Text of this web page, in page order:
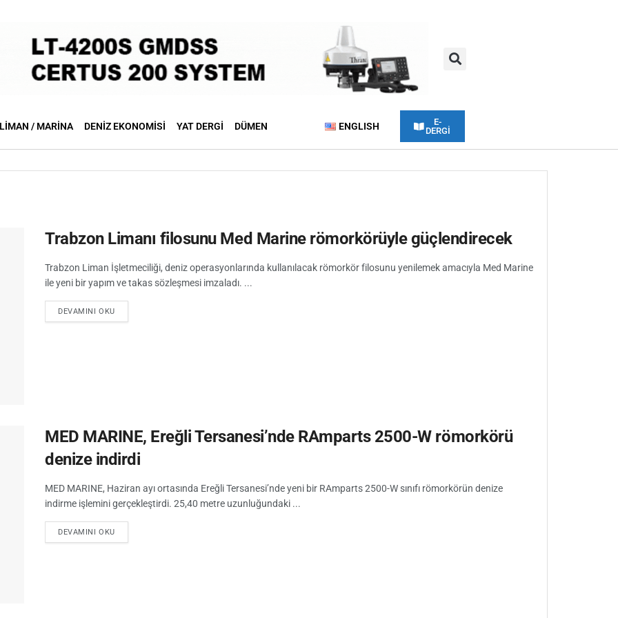
LIMAN / MARINA DENIZ EKONOMISI YAT DERGI DÜMEN ENGLISH
E-
DERGİ
Trabzon Limanı filosunu Med Marine römorkörüyle güçlendirecek
Trabzon Liman İşletmeciliği, deniz operasyonlarında kullanılacak römorkör filosunu yenilemek amacıyla Med Marine
ile yeni bir yapım ve takas sözleşmesi imzaladı. ...
DEVAMINI OKU
MED MARINE, Ereğli Tersanesi’nde RAmparts 2500-W römorkörü
denize indirdi
MED MARINE, Haziran ayı ortasında Ereğli Tersanesi’nde yeni bir RAmparts 2500-W sınıfı römorkörün denize
indirme işlemini gerçekleştirdi. 25,40 metre uzunluğundaki ...
DEVAMINI OKU